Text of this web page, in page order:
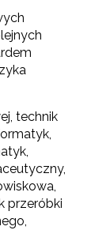
technik
przeróbki